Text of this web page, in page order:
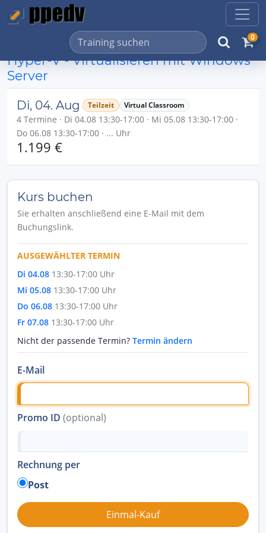
0
Hyper-V - Virtualisieren mit Windows
Server
Di, 04. Aug Teilzeit Virtual Classroom
4 Termine · Di 04.08 13:30-17:00 · Mi 05.08 13:30-17:00 ·
Do 06.08 13:30-17:00 · ... Uhr
1.199 €
Kurs buchen
Sie erhalten anschließend eine E-Mail mit dem
Buchungslink.
AUSGEWÄHLTER TERMIN
Di 04.08 13:30-17:00 Uhr
Mi 05.08 13:30-17:00 Uhr
Do 06.08 13:30-17:00 Uhr
Fr 07.08 13:30-17:00 Uhr
Nicht der passende Termin? Termin ändern
E-Mail
Promo ID (optional)
Rechnung per
Post